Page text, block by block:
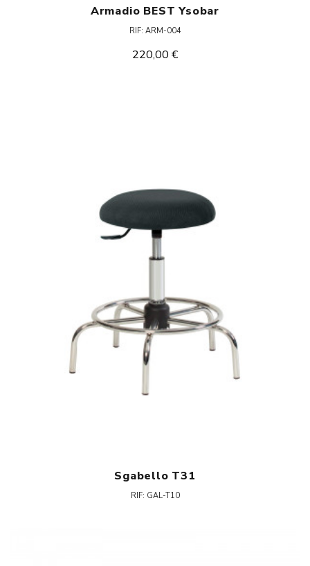
Armadio BEST Ysobar
RIF: ARM-004
220,00 €
Sgabello T31
RIF: GAL-T10